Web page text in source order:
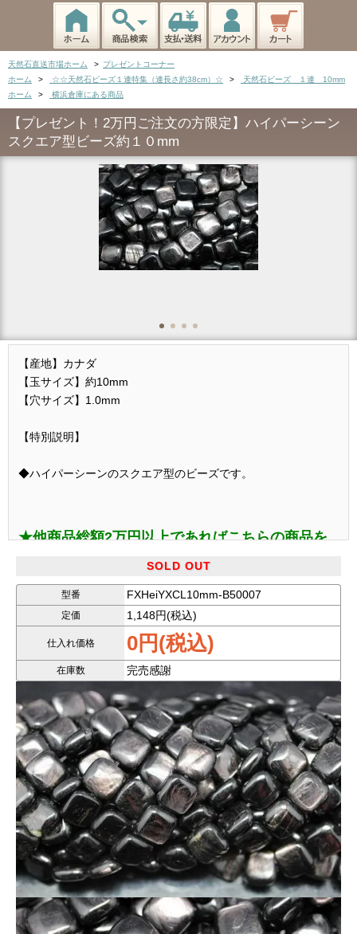
天然石直送市場ホーム > プレゼントコーナー
ホーム
> ☆☆天然石ビーズ１連特集（連長さ約38cm）☆ >
天然石ビーズ １連 10mm
ホーム
> 横浜倉庫にある商品
【プレゼント！2万円ご注文の方限定】ハイパーシーン
スクエア型ビーズ約１０mm
【産地】カナダ
【玉サイズ】約10mm
【穴サイズ】1.0mm
【特別説明】
◆ハイパーシーンのスクエア型のビーズです。
★他商品総額2万円以上であればこちらの商品を
プレゼントとして1個お申込みいただけます。
★ご希望の方は、必ずカートにお入れください。
★プレゼントは複数お申し込み可能ですが、合計
金額で申し込み条件を満たす 必要があります。
★通常購入ご希望の場合は、必ず備考欄にお書き
ください。（条件オーバーでご連絡なしの場合
は、削除で対応します）
通常価格で計算し、最終金額をお知らせします。
★プレゼントは１度の注文に限ります。
（過去のご注文をさかのぼっての合算は出来ませ
ん。）
★プレゼントの金額制限条件は、税込み、割引後
の金額で適応します。
詳しくはこちら：
SOLD OUT
型番 FXHeiYXCL10mm-B50007
定価 1,148円(税込)
仕入れ価格 0円(税込)
在庫数 完売感謝